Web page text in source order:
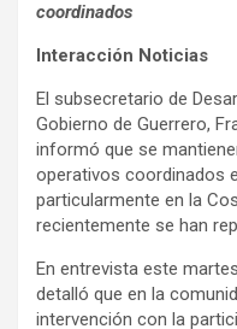
coordinados
Interacción Noticias
El subsecretario de
Gobierno de Guerrero,
informó que se
operativos coordinados
particularmente en la
recientemente se han
En entrevista este
detalló que en la
intervención con la